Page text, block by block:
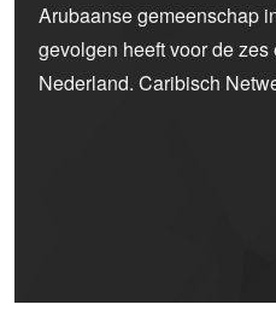
Arubaanse gemeenschap
gevolgen heeft voor de
Nederland. Caribisch